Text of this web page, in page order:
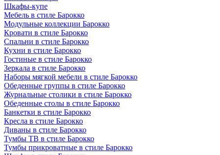
Шкафы-купе
Мебель в стиле Барокко
Модульные коллекции Барокко
Кровати в стиле Барокко
Спальни в стиле Барокко
Кухни в стиле Барокко
Гостиные в стиле Барокко
Зеркала в стиле Барокко
Наборы мягкой мебели в стиле Барокко
Обеденные группы в стиле Барокко
Журнальные столики в стиле Барокко
Обеденные столы в стиле Барокко
Банкетки в стиле Барокко
Кресла в стиле Барокко
Диваны в стиле Барокко
Тумбы ТВ в стиле Барокко
Тумбы прикроватные в стиле Барокко